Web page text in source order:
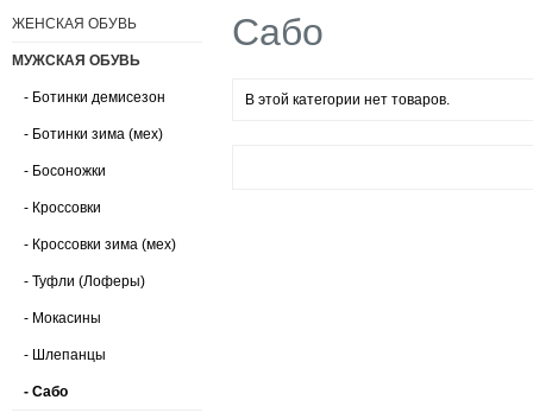
ЖЕНСКАЯ ОБУВЬ
МУЖСКАЯ ОБУВЬ
- Ботинки демисезон
- Ботинки зима (мех)
- Босоножки
- Кроссовки
- Кроссовки зима (мех)
- Туфли (Лоферы)
- Мокасины
- Шлепанцы
- Сабо
Сабо
В этой категории нет товаров.